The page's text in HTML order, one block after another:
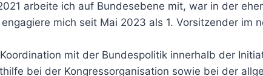
arbeite ich auf Bundesebene mit, war in der
mich seit Mai 2023 als 1. Vorsitzender im
mit der Bundespolitik innerhalb der
bei der Kongressorganisation sowie bei der